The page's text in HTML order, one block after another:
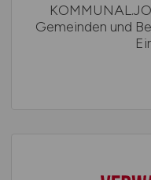
Gemeinden und